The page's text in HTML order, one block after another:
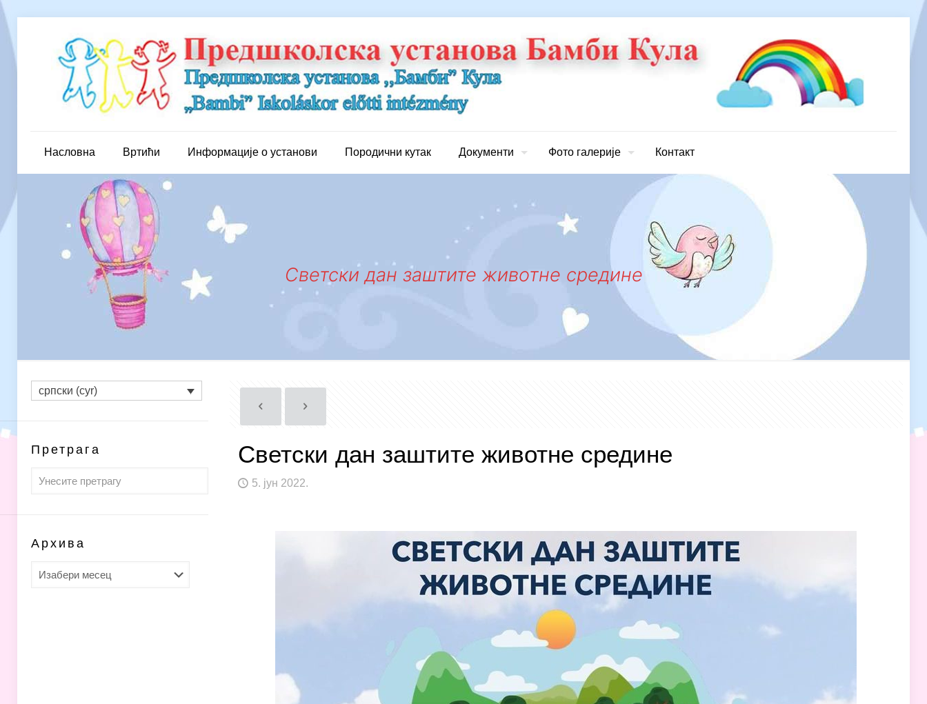
Насловна Вртићи Информације о установи Породични кутак Документи Фото галерије Контакт
Светски дан заштите животне средине
Светски дан заштите животне средине
5. јун 2022.
српски (cyr)
Претрага
Архива